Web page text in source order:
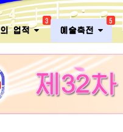
의 업적
3
예술축전
5